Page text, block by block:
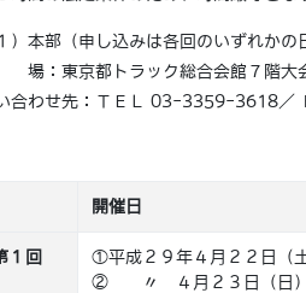
）本部（申し込みは各回のいずれかの
：東京都トラック総合会館７階大
合わせ先：ＴＥＬ 03-3359-3618／
開催日
１回
①平成２９年４月２２日（土
② 〃 ４月２３日（日）